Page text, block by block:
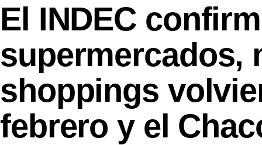
El INDEC
supermercados,
shoppings
febrero y el